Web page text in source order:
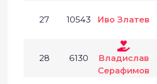
27 10543 Иво Златев
28 6130
Владислав
Серафимов